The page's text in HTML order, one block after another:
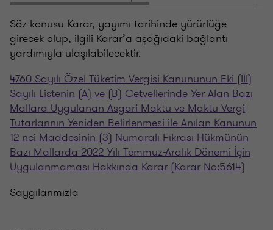
Söz konusu Karar, yayımı tarihinde yürürlüğe
girecek olup, ilgili Karar’a aşağıdaki bağlantı
yardımıyla ulaşılabilecektir.
4760 Sayılı Özel Tüketim Vergisi Kanununun Eki (III)
Sayılı Listenin (A) ve (B) Cetvellerinde Yer Alan Bazı
Mallara Uygulanan Asgari Maktu ve Maktu Vergi
Tutarlarının Yeniden Belirlenmesi ile Anılan Kanunun
12 nci Maddesinin (3) Numaralı Fıkrası Hükmünün
Bazı Mallarda 2022 Yılı Temmuz-Aralık Dönemi İçin
Uygulanmaması Hakkında Karar (Karar No:5614)
Saygılarımızla